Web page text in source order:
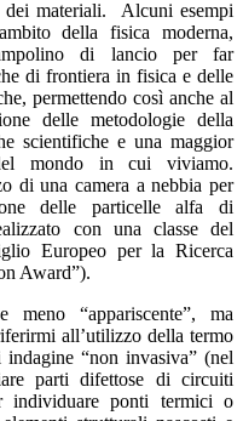
dei materiali. Alcuni esempi
della fisica moderna,
di lancio per far
di frontiera in fisica e delle
permettendo così anche al
delle metodologie della
scientifiche e una maggior
mondo in cui viviamo.
di una camera a nebbia per
delle particelle alfa di
con una classe del
Europeo per la Ricerca
Award”).
“appariscente”, ma
all’utilizzo della termo
“non invasiva” (nel
parti difettose di circuiti
individuare ponti termici o